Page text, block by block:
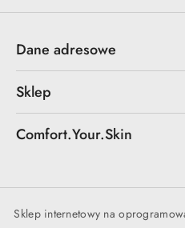
Dane adresowe
Sklep
Comfort.Your.Skin
Sklep internetowy na